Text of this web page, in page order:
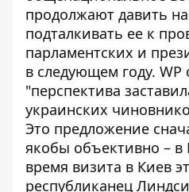
продолжают давить
подталкивать ее к
парламентских и
в следующем году. WP
"перспектива
украинских
Это предложение
якобы объективно – в
время визита в Киев
республиканец